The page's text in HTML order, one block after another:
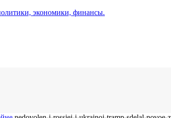
экономики, финансы.